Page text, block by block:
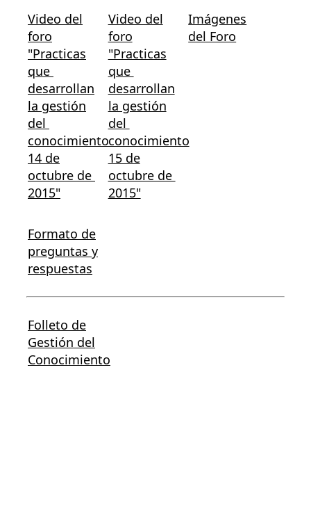
Video del
foro
"Practicas
que
desarrollan
la gestión
del
conocimiento
14 de
octubre de
2015"
Video del
foro
"Practicas
que
desarrollan
la gestión
del
conocimiento
15 de
octubre de
2015"
Imágenes
del Foro
Formato de
preguntas y
respuestas
Folleto de
Gestión del
Conocimiento